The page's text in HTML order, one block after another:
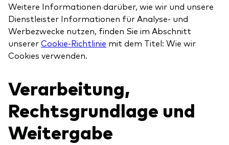
Weitere Informationen darüber, wie wir und unsere
Dienstleister Informationen für Analyse- und
Werbezwecke nutzen, finden Sie im Abschnitt
unsererCookie-Richtlinie mit dem Titel: Wie wir
Cookies verwenden.
Verarbeitung,
Rechtsgrundlage und
Weitergabe